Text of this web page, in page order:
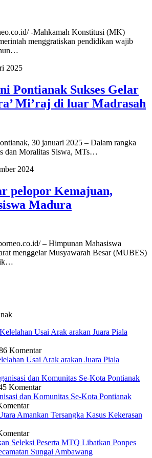
-Mahkamah Konstitusi (MK)
menggratiskan pendidikan wajib
2025
Pontianak Sukses Gelar
Mi’raj di luar Madrasah
30 januari 2025 – Dalam rangka
dan Moralitas Siswa, MTs…
2024
pelopor Kemajuan,
Madura
– Himpunan Mahasiswa
menggelar Musyawarah Besar (MUBES)
6 Komentar
Usai Arak arakan Juara Piala
5 Komentar
dan Komunitas Se-Kota Pontianak
Amankan Tersangka Kasus Kekerasan
Seleksi Peserta MTQ Libatkan Ponpes
Sungai Ambawang